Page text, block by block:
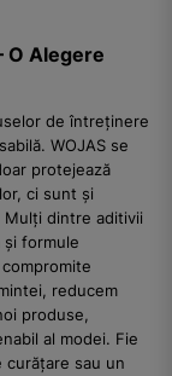
O Alegere
de întreținere
WOJAS se
protejează
ci sunt și
Mulți dintre aditivii
formule
reducem
produse,
al modei. Fie
curățare sau un